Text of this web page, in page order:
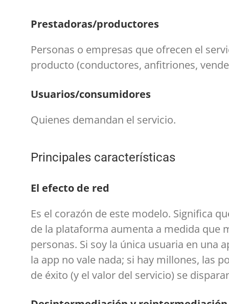
Prestadoras/productores
Personas o empresas que ofrecen el
producto (conductores, anfitriones,
Usuarios/consumidores
Quienes demandan el servicio.
Principales características
El efecto de red
Es el corazón de este modelo. Significa
de la plataforma aumenta a medida que
personas. Si soy la única usuaria en una
la app no vale nada; si hay millones, las
de éxito (y el valor del servicio) se